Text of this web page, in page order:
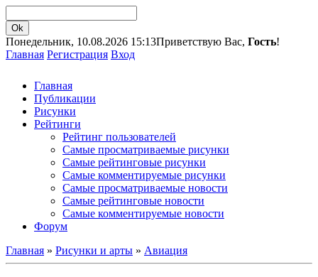
Понедельник, 10.08.2026 15:13Приветствую Вас, Гость!
Главная Регистрация Вход
Главная
Публикации
Рисунки
Рейтинги
Рейтинг пользователей
Самые просматриваемые рисунки
Самые рейтинговые рисунки
Самые комментируемые рисунки
Самые просматриваемые новости
Самые рейтинговые новости
Самые комментируемые новости
Форум
Главная » Рисунки и арты » Авиация